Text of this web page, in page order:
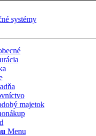
majetok
Menu